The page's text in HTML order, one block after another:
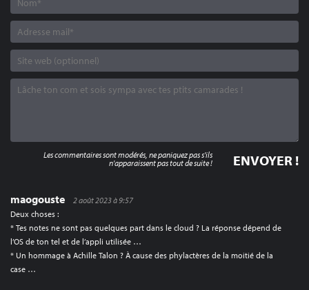
maogouste
2 août 2023 à 9:57
Deux choses :
* Tes notes ne sont pas quelques part dans le cloud ? La réponse dépend de
l’OS de ton tel et de l’appli utilisée …
* Un hommage à Achille Talon ? À cause des phylactères de la moitié de la
case …
Les commentaires sont modérés, ne paniquez pas s'ils
n'apparaissent pas tout de suite !